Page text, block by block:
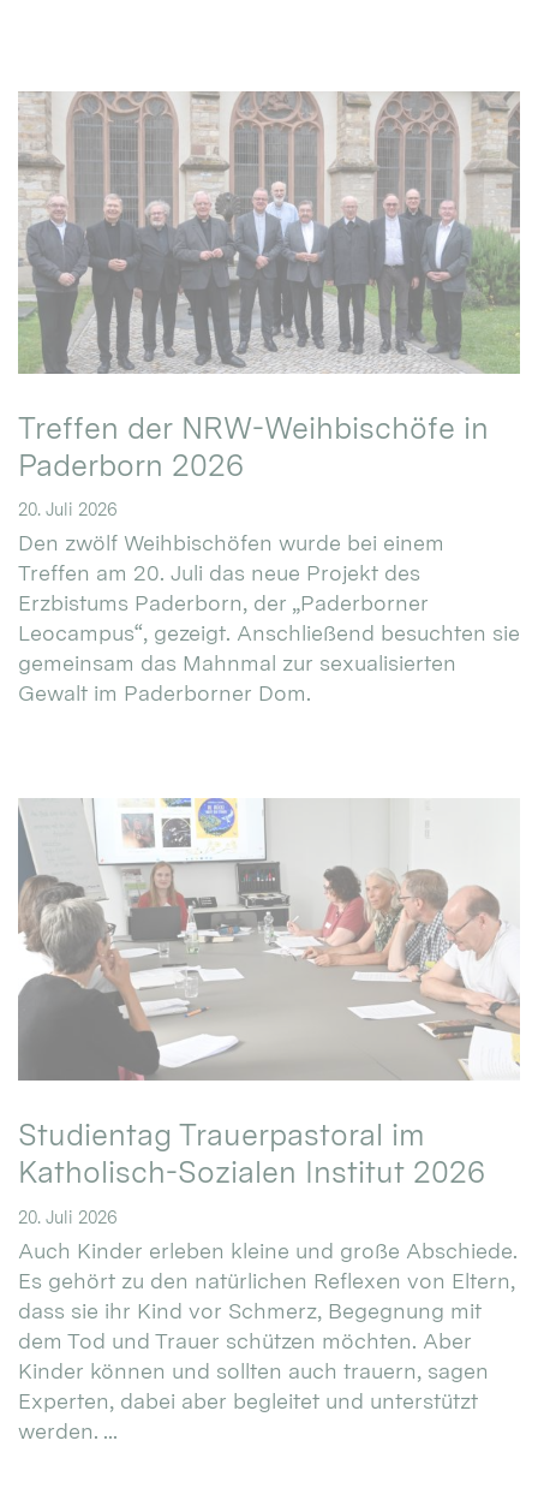
Treffen der NRW-Weihbischöfe in
Paderborn 2026
20. Juli 2026
Den zwölf Weihbischöfen wurde bei einem
Treffen am 20. Juli das neue Projekt des
Erzbistums Paderborn, der „Paderborner
Leocampus“, gezeigt. Anschließend besuchten sie
gemeinsam das Mahnmal zur sexualisierten
Gewalt im Paderborner Dom.
Studientag Trauerpastoral im
Katholisch-Sozialen Institut 2026
20. Juli 2026
Auch Kinder erleben kleine und große Abschiede.
Es gehört zu den natürlichen Reflexen von Eltern,
dass sie ihr Kind vor Schmerz, Begegnung mit
dem Tod und Trauer schützen möchten. Aber
Kinder können und sollten auch trauern, sagen
Experten, dabei aber begleitet und unterstützt
werden. ...